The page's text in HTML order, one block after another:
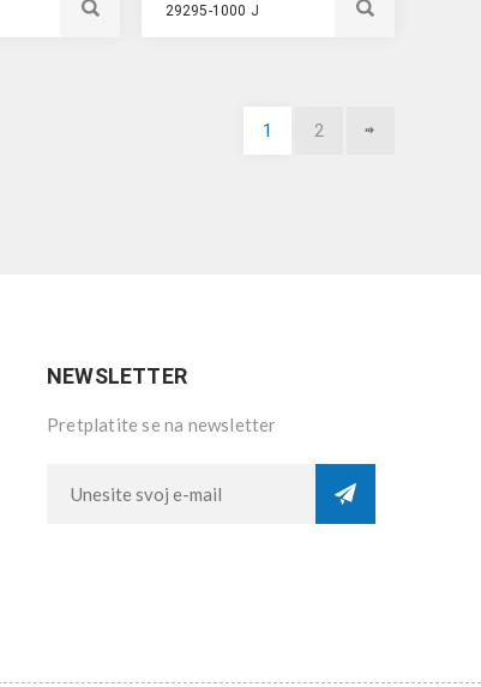
29295-1000 J
1 2
NEWSLETTER
Pretplatite se na newsletter